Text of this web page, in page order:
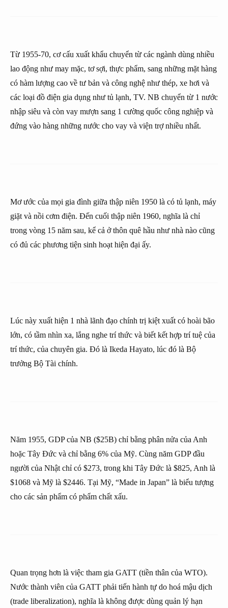
Từ 1955-70, cơ cấu xuất khẩu chuyển từ các ngành dùng nhiều
lao động như may mặc, tơ sợi, thực phẩm, sang những mặt hàng
có hàm lượng cao về tư bản và công nghệ như thép, xe hơi và
các loại đồ điện gia dụng như tủ lạnh, TV. NB chuyển từ 1 nước
nhập siêu và còn vay mượn sang 1 cường quốc công nghiệp và
đứng vào hàng những nước cho vay và viện trợ nhiều nhất.
Mơ ước của mọi gia đình giữa thập niên 1950 là có tủ lạnh, máy
giặt và nồi cơm điện. Đến cuối thập niên 1960, nghĩa là chỉ
trong vòng 15 năm sau, kể cả ở thôn quê hầu như nhà nào cũng
có đủ các phương tiện sinh hoạt hiện đại ấy.
Lúc này xuất hiện 1 nhà lãnh đạo chính trị kiệt xuất có hoài bão
lớn, có tầm nhìn xa, lắng nghe trí thức và biết kết hợp trí tuệ của
trí thức, của chuyên gia. Đó là Ikeda Hayato, lúc đó là Bộ
trưởng Bộ Tài chính.
Năm 1955, GDP của NB ($25B) chỉ bằng phân nửa của Anh
hoặc Tây Đức và chỉ bằng 6% của Mỹ. Cùng năm GDP đầu
người của Nhật chỉ có $273, trong khi Tây Đức là $825, Anh là
$1068 và Mỹ là $2446. Tại Mỹ, “Made in Japan” là biểu tượng
cho các sản phẩm có phẩm chất xấu.
Quan trọng hơn là việc tham gia GATT (tiền thân của WTO).
Nước thành viên của GATT phải tiến hành tự do hoá mậu dịch
(trade liberalization), nghĩa là không được dùng quản lý hạn